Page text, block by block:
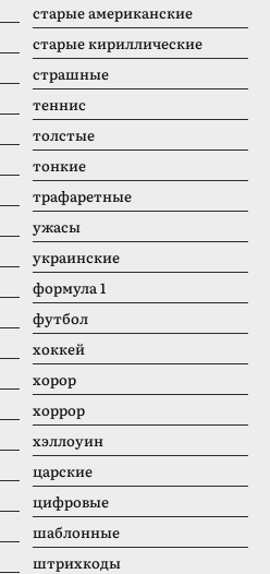
старые американские
старые кириллические
страшные
теннис
толстые
тонкие
трафаретные
ужасы
украинские
формула 1
футбол
хоккей
хорор
хоррор
хэллоуин
царские
цифровые
шаблонные
штрихкоды